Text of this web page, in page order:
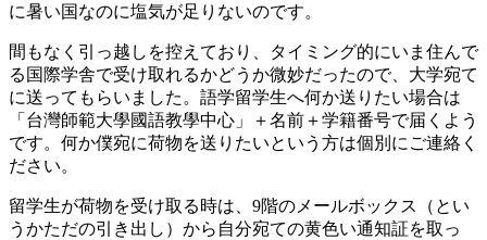
に暑い国なのに塩気が足りないのです。
間もなく引っ越しを控えており、タイミング的にいま住んで
る国際学舎で受け取れるかどうか微妙だったので、大学宛て
に送ってもらいました。語学留学生へ何か送りたい場合は
「台灣師範大學國語教學中心」＋名前＋学籍番号で届くよう
です。何か僕宛に荷物を送りたいという方は個別にご連絡く
ださい。
留学生が荷物を受け取る時は、9階のメールボックス（とい
うかただの引き出し）から自分宛ての黄色い通知証を取っ